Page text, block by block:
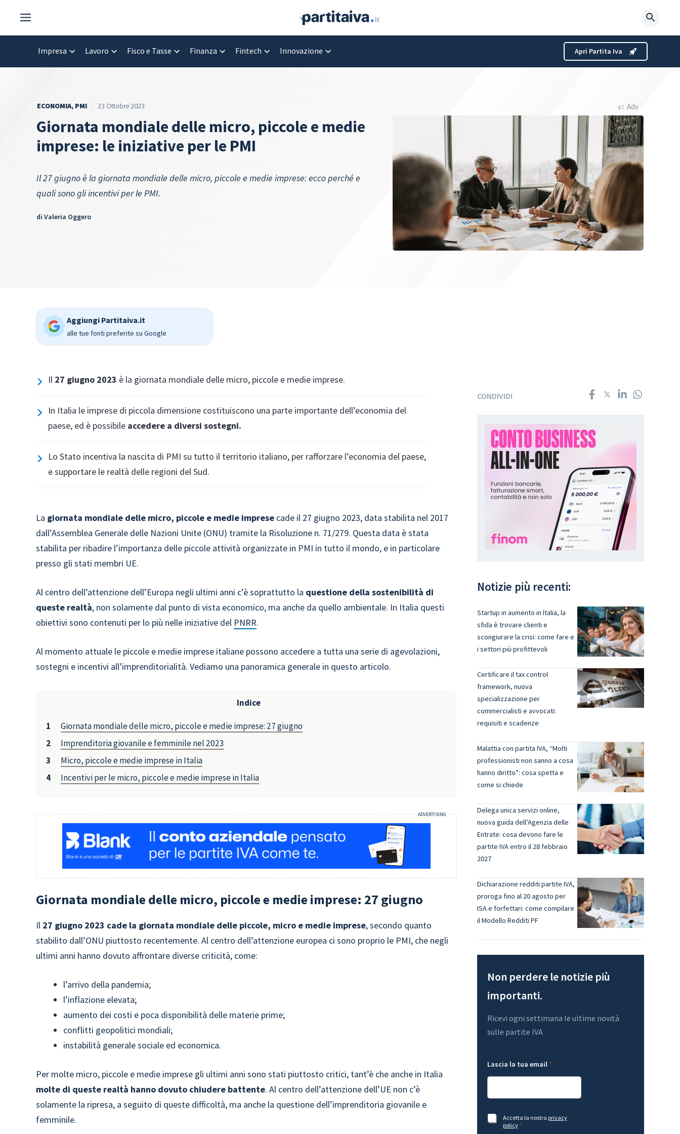
contenuto
Impresa Lavoro Fisco e Tasse Finanza Fintech Innovazione Apri Partita Iva
ECONOMIA, PMI 23 Ottobre 2023
Giornata mondiale delle micro, piccole e medie
imprese: le iniziative per le PMI
Il 27 giugno è la giornata mondiale delle micro, piccole e medie imprese: ecco perché e
quali sono gli incentivi per le PMI.
di Valeria Oggero
Adv
Aggiungi Partitaiva.it
alle tue fonti preferite su Google
Il 27 giugno 2023 è la giornata mondiale delle micro, piccole e medie imprese.
In Italia le imprese di piccola dimensione costituiscono una parte importante dell’economia del
paese, ed è possibile accedere a diversi sostegni.
Lo Stato incentiva la nascita di PMI su tutto il territorio italiano, per rafforzare l’economia del paese,
e supportare le realtà delle regioni del Sud.
La giornata mondiale delle micro, piccole e medie imprese cade il 27 giugno 2023, data stabilita nel 2017
dall’Assemblea Generale delle Nazioni Unite (ONU) tramite la Risoluzione n. 71/279. Questa data è stata
stabilita per ribadire l’importanza delle piccole attività organizzate in PMI in tutto il mondo, e in particolare
presso gli stati membri UE.
Al centro dell’attenzione dell’Europa negli ultimi anni c’è soprattutto la questione della sostenibilità di
queste realtà, non solamente dal punto di vista economico, ma anche da quello ambientale. In Italia questi
obiettivi sono contenuti per lo più nelle iniziative del PNRR.
Al momento attuale le piccole e medie imprese italiane possono accedere a tutta una serie di agevolazioni,
sostegni e incentivi all’imprenditorialità. Vediamo una panoramica generale in questo articolo.
Indice
Giornata mondiale delle micro, piccole e medie imprese: 27 giugno
Imprenditoria giovanile e femminile nel 2023
Micro, piccole e medie imprese in Italia
Incentivi per le micro, piccole e medie imprese in Italia
Giornata mondiale delle micro, piccole e medie imprese: 27 giugno
Il 27 giugno 2023 cade la giornata mondiale delle piccole, micro e medie imprese, secondo quanto
stabilito dall’ONU piuttosto recentemente. Al centro dell’attenzione europea ci sono proprio le PMI, che negli
ultimi anni hanno dovuto affrontare diverse criticità, come:
l’arrivo della pandemia;
l’inflazione elevata;
aumento dei costi e poca disponibilità delle materie prime;
conflitti geopolitici mondiali;
instabilità generale sociale ed economica.
Per molte micro, piccole e medie imprese gli ultimi anni sono stati piuttosto critici, tant’è che anche in Italia
molte di queste realtà hanno dovuto chiudere battente. Al centro dell’attenzione dell’UE non c’è
solamente la ripresa, a seguito di queste difficoltà, ma anche la questione dell’imprenditoria giovanile e
femminile.
CONDIVIDI
Notizie più recenti:
Startup in aumento in Italia, la
sfida è trovare clienti e
scongiurare la crisi: come fare e
i settori più profittevoli
Certificare il tax control
framework, nuova
specializzazione per
commercialisti e avvocati:
requisiti e scadenze
Malattia con partita IVA, “Molti
professionisti non sanno a cosa
hanno diritto”: cosa spetta e
come si chiede
Delega unica servizi online,
nuova guida dell’Agenzia delle
Entrate: cosa devono fare le
partite IVA entro il 28 febbraio
2027
Dichiarazione redditi partite IVA,
proroga fino al 20 agosto per
ISA e forfettari: come compilare
il Modello Redditi PF
Non perdere le notizie più
importanti.
Ricevi ogni settimana le ultime novità
sulle partite IVA
a
t
a
s
a
a
*
A
Lascia la tua email *
A
c
Accetta la nostra privacy
policy*